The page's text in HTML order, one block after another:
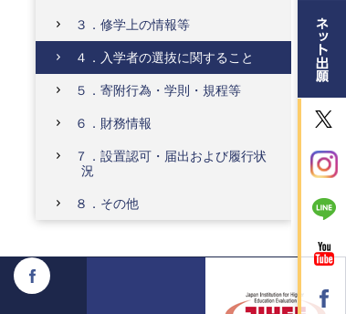
３．修学上の情報等
４．入学者の選抜に関すること
５．寄附行為・学則・規程等
６．財務情報
７．設置認可・届出および履行状
況
８．その他